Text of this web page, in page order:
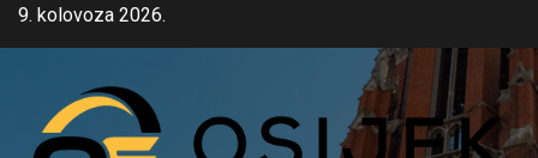
Skip9. kolovoza 2026.